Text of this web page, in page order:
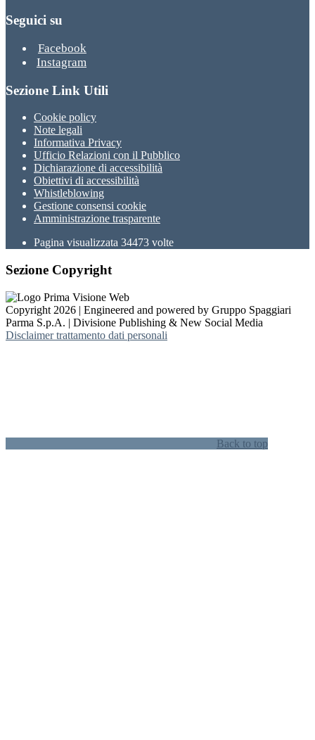
Seguici su
Facebook
Instagram
Sezione Link Utili
Cookie policy
Note legali
Informativa Privacy
Ufficio Relazioni con il Pubblico
Dichiarazione di accessibilità
Obiettivi di accessibilità
Whistleblowing
Gestione consensi cookie
Amministrazione trasparente
Pagina visualizzata 34473 volte
Sezione Copyright
Copyright 2026 | Engineered and powered by Gruppo Spaggiari
Parma S.p.A. | Divisione Publishing & New Social Media
Disclaimer trattamento dati personali
Back to top